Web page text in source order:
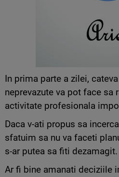
In prima parte a zilei,
neprevazute va pot face sa
activitate profesionala
Daca v-ati propus sa
sfatuim sa nu va faceti
s-ar putea sa fiti dezamagit.
Ar fi bine amanati deciziile